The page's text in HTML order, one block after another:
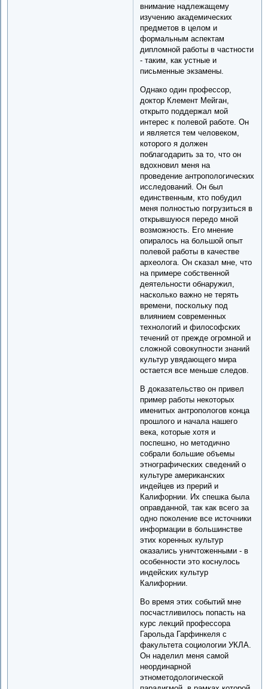
внимание надлежащему
изучению академических
предметов в целом и
формальным аспектам
дипломной работы в частности
- таким, как устные и
письменные экзамены.
Однако один профессор,
доктор Клемент Мейган,
открыто поддержал мой
интерес к полевой работе. Он
и является тем человеком,
которого я должен
поблагодарить за то, что он
вдохновил меня на
проведение антропологических
исследований. Он был
единственным, кто побудил
меня полностью погрузиться в
открывшуюся передо мной
возможность. Его мнение
опиралось на большой опыт
полевой работы в качестве
археолога. Он сказал мне, что
на примере собственной
деятельности обнаружил,
насколько важно не терять
времени, поскольку под
влиянием современных
технологий и философских
течений от прежде огромной и
сложной совокупности знаний
культур увядающего мира
остается все меньше следов.
В доказательство он привел
пример работы некоторых
именитых антропологов конца
прошлого и начала нашего
века, которые хотя и
поспешно, но методично
собрали большие объемы
этнографических сведений о
культуре американских
индейцев из прерий и
Калифорнии. Их спешка была
оправданной, так как всего за
одно поколение все источники
информации в большинстве
этих коренных культур
оказались уничтоженными - в
особенности это коснулось
индейских культур
Калифорнии.
Во время этих событий мне
посчастливилось попасть на
курс лекций профессора
Гарольда Гарфинкеля с
факультета социологии УКЛА.
Он наделил меня самой
неординарной
этнометодологической